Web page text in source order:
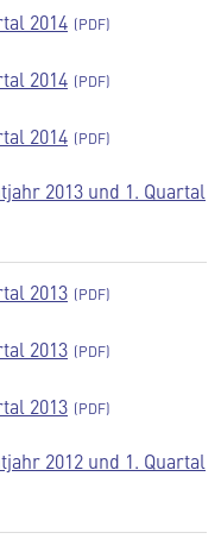
2014
2014
2014
2013 und 1. Quartal
2013
2013
2013
2012 und 1. Quartal